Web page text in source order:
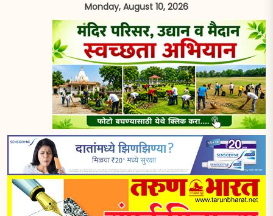
Monday, August 10, 2026